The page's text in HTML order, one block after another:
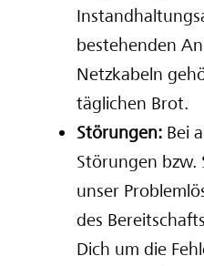
bestehenden
Netzkabeln
täglichen Brot.
Störungen: Bei
Störungen bzw.
unser
des
Dich um die